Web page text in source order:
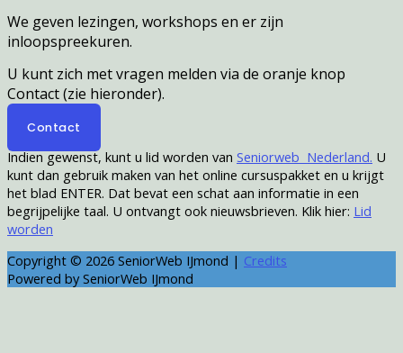
We geven lezingen, workshops en er zijn
inloopspreekuren.
U kunt zich met vragen melden via de oranje knop
Contact (zie hieronder).
Contact
Indien gewenst, kunt u lid worden van Seniorweb Nederland. U
kunt dan gebruik maken van het online cursuspakket en u krijgt
het blad ENTER. Dat bevat een schat aan informatie in een
begrijpelijke taal. U ontvangt ook nieuwsbrieven. Klik hier: Lid
worden
Copyright © 2026 SeniorWeb IJmond | Credits
Powered bySeniorWeb IJmond